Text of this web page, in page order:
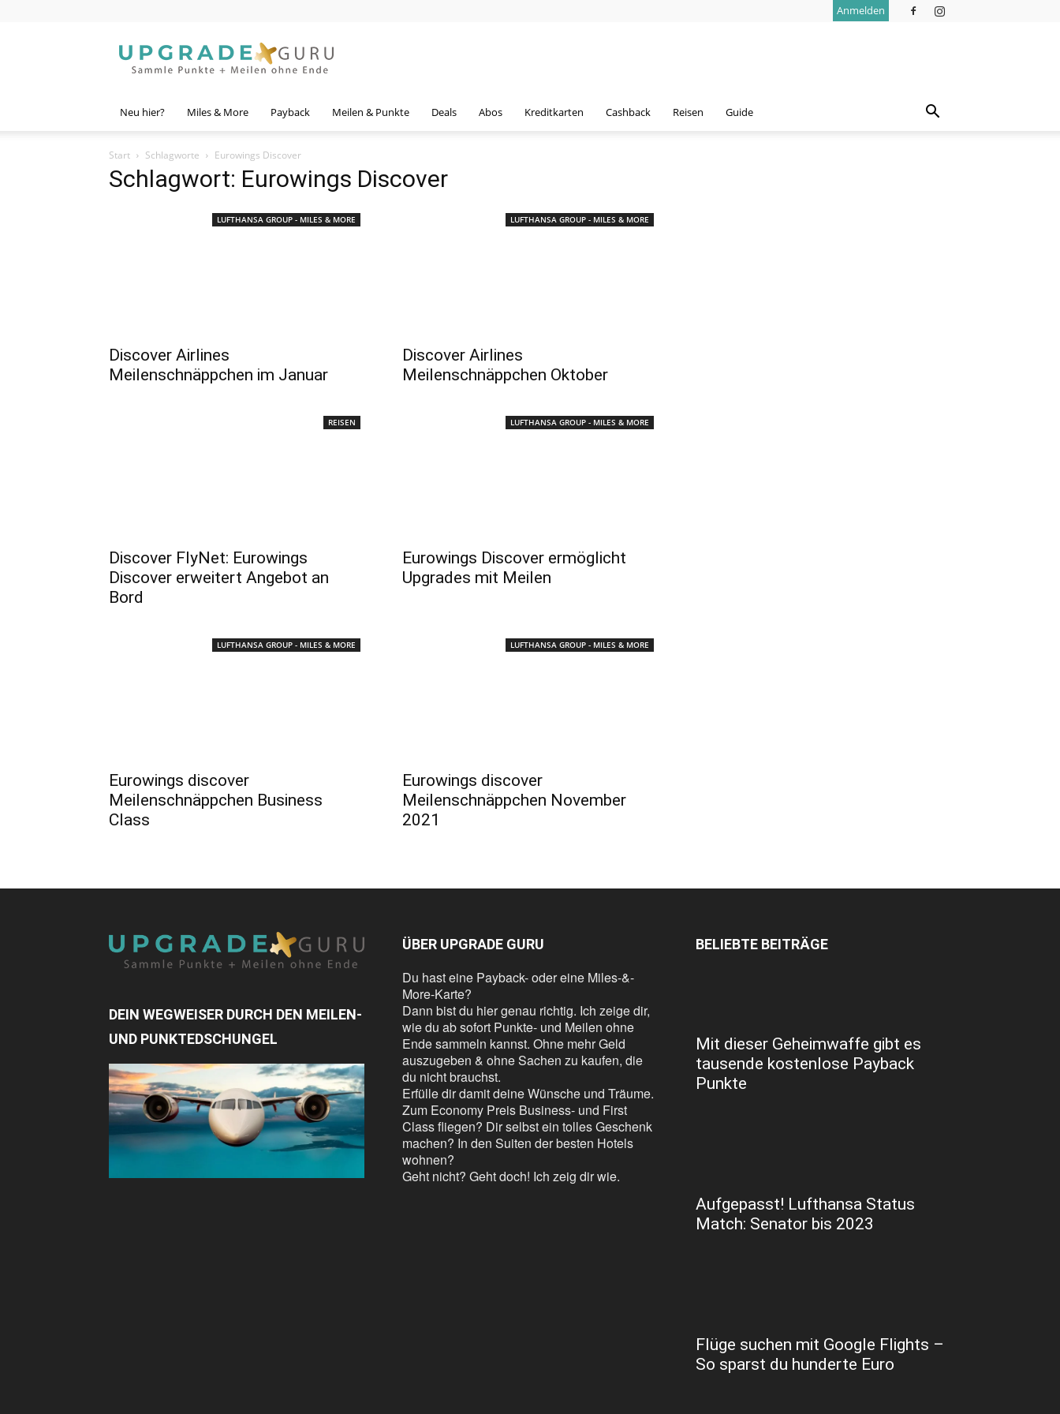
Anmelden
Guru
Neu hier? Miles & More Payback Meilen & Punkte Deals Abos Kreditkarten Cashback Reisen Guide
Start Schlagworte Eurowings Discover
Schlagwort: Eurowings Discover
LUFTHANSA GROUP - MILES & MORE
Discover Airlines
Meilenschnäppchen im Januar
LUFTHANSA GROUP - MILES & MORE
Discover Airlines
Meilenschnäppchen Oktober
REISEN
Discover FlyNet: Eurowings
Discover erweitert Angebot an
Bord
LUFTHANSA GROUP - MILES & MORE
Eurowings Discover ermöglicht
Upgrades mit Meilen
LUFTHANSA GROUP - MILES & MORE
Eurowings discover
Meilenschnäppchen Business
Class
LUFTHANSA GROUP - MILES & MORE
Eurowings discover
Meilenschnäppchen November
2021
DEIN WEGWEISER DURCH DEN MEILEN-
UND PUNKTEDSCHUNGEL
ÜBER UPGRADE GURU
Du hast eine Payback- oder eine Miles-&-
More-Karte?
Dann bist du hier genau richtig. Ich zeige dir,
wie du ab sofort Punkte- und Meilen ohne
Ende sammeln kannst. Ohne mehr Geld
auszugeben & ohne Sachen zu kaufen, die
du nicht brauchst.
Erfülle dir damit deine Wünsche und Träume.
Zum Economy Preis Business- und First
Class fliegen? Dir selbst ein tolles Geschenk
machen? In den Suiten der besten Hotels
wohnen?
Geht nicht? Geht doch! Ich zeig dir wie.
BELIEBTE BEITRÄGE
Mit dieser Geheimwaffe gibt es
tausende kostenlose Payback
Punkte
Aufgepasst! Lufthansa Status
Match: Senator bis 2023
Flüge suchen mit Google Flights –
So sparst du hunderte Euro